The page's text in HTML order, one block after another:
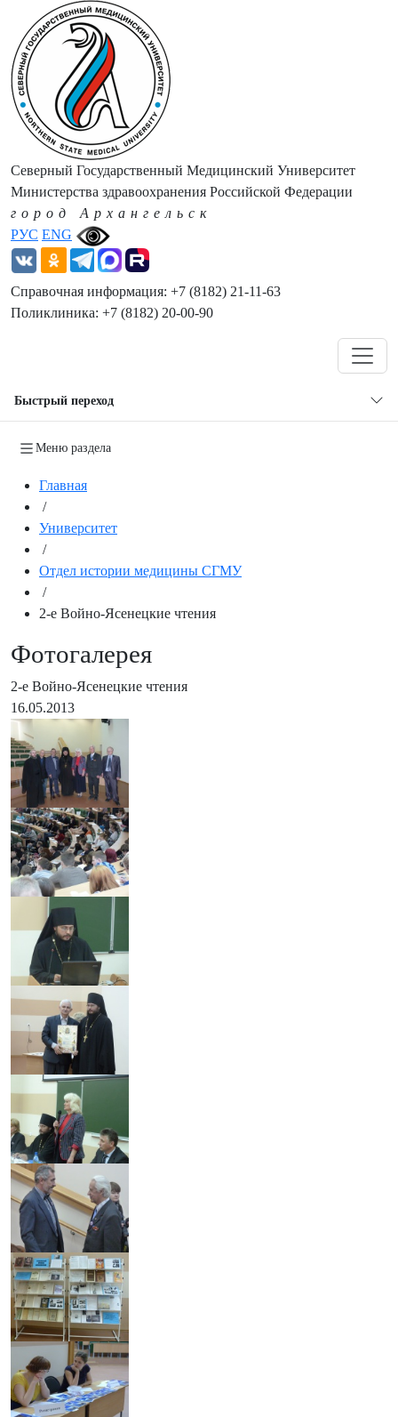
РУС ENG
Северный Государственный Медицинский Университет
Министерства здравоохранения Российской Федерации
город Архангельск
Справочная информация: +7 (8182) 21-11-63
Поликлиника: +7 (8182) 20-00-90
Быстрый переход
Меню раздела
Главная
/
Университет
/
Отдел истории медицины СГМУ
/
2-е Войно-Ясенецкие чтения
Фотогалерея
2-е Войно-Ясенецкие чтения
16.05.2013